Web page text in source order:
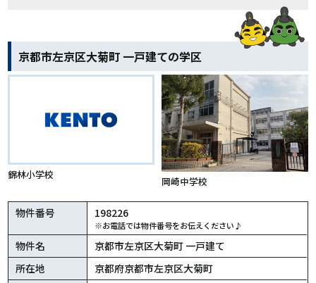
京都市左京区大菊町 一戸建ての学区
錦林小学校
岡崎中学校
物件番号 198226
※お電話では物件番号をお伝えください♪
物件名
京都市左京区大菊町 一戸建て
所在地
京都府京都市左京区大菊町